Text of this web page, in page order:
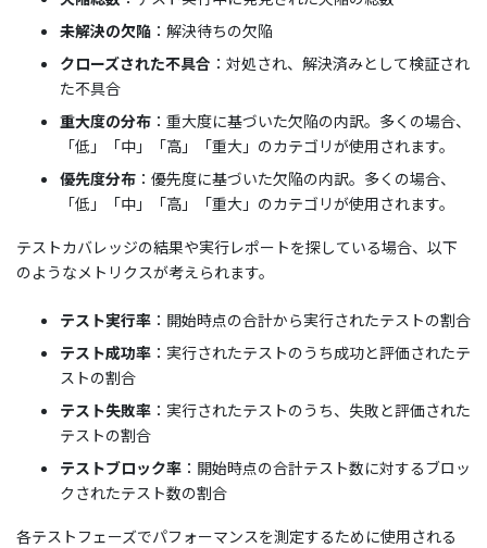
未解決の欠陥 ：解決待ちの欠陥
クローズされた不具合 ：対処され、解決済みとして検証され
た不具合
重大度の分布 ：重大度に基づいた欠陥の内訳。多くの場合、
「低」「中」「高」「重大」のカテゴリが使用されます。
優先度分布 ：優先度に基づいた欠陥の内訳。多くの場合、
「低」「中」「高」「重大」のカテゴリが使用されます。
テストカバレッジの結果や実行レポートを探している場合、以下
のようなメトリクスが考えられます。
テスト実行率 ：開始時点の合計から実行されたテストの割合
テスト成功率 ：実行されたテストのうち成功と評価されたテ
ストの割合
テスト失敗率 ：実行されたテストのうち、失敗と評価された
テストの割合
テストブロック率 ：開始時点の合計テスト数に対するブロッ
クされたテスト数の割合
各テストフェーズでパフォーマンスを測定するために使用される